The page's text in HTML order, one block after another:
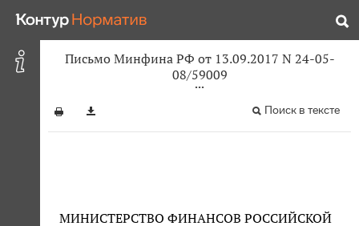
Письмо Минфина РФ от 13.09.2017 N 24-05-
08/59009
Поиск в тексте
МИНИСТЕРСТВО ФИНАНСОВ РОССИЙСКОЙ